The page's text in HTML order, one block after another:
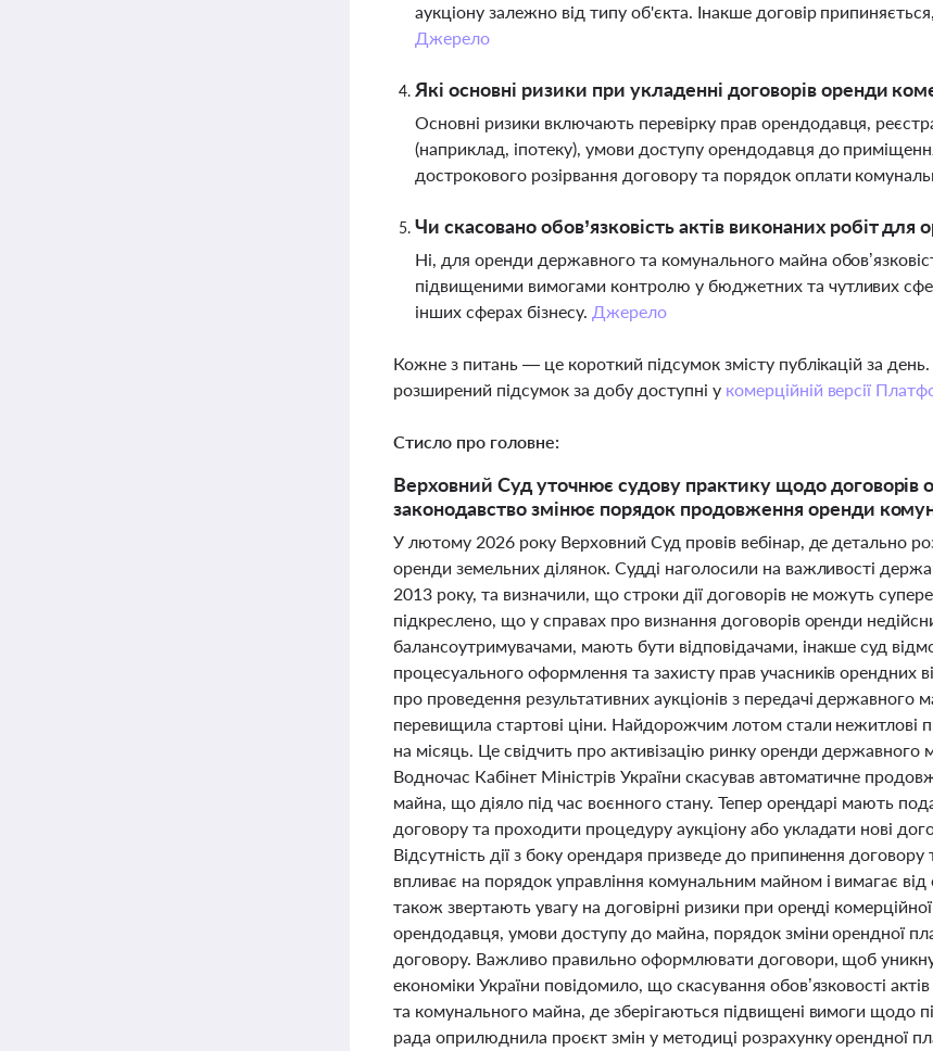
аукціону залежно від типу об'єкта. Інакше договір
Джерело
Які основні ризики при укладенні договорів оренди
Основні ризики включають перевірку прав орендодавця,
(наприклад, іпотеку), умови доступу орендодавця до
дострокового розірвання договору та порядок оплати
Чи скасовано обов’язковість актів виконаних робіт
Ні, для оренди державного та комунального майна
підвищеними вимогами контролю у бюджетних та чутливих
інших сферах бізнесу. Джерело
Кожне з питань — це короткий підсумок змісту публікацій за
розширений підсумок за добу доступні у комерційній версії
Стисло про головне:
Верховний Суд уточнює судову практику щодо договорів
законодавство змінює порядок продовження оренди
У лютому 2026 року Верховний Суд провів вебінар, де детально
оренди земельних ділянок. Судді наголосили на важливості
2013 року, та визначили, що строки дії договорів не можуть
підкреслено, що у справах про визнання договорів оренди
балансоутримувачами, мають бути відповідачами, інакше суд
процесуального оформлення та захисту прав учасників
про проведення результативних аукціонів з передачі державного
перевищила стартові ціни. Найдорожчим лотом стали нежитлові
на місяць. Це свідчить про активізацію ринку оренди
Водночас Кабінет Міністрів України скасував автоматичне
майна, що діяло під час воєнного стану. Тепер орендарі мають
договору та проходити процедуру аукціону або укладати нові
Відсутність дії з боку орендаря призведе до припинення
впливає на порядок управління комунальним майном і вимагає
також звертають увагу на договірні ризики при оренді
орендодавця, умови доступу до майна, порядок зміни орендної
договору. Важливо правильно оформлювати договори, щоб
економіки України повідомило, що скасування обов’язковості
та комунального майна, де зберігаються підвищені вимоги щодо
рада оприлюднила проєкт змін у методиці розрахунку орендної